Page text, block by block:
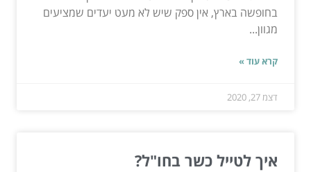
בחופשה בארץ, אין ספק שיש לא מעט יעדים שמציעים
מגוון...
קרא עוד »
דצמ 27, 2020
איך לטייל כשר בחו"ל?